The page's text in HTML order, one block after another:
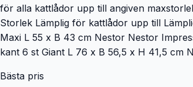
för alla kattlådor upp till angiven
Storlek Lämplig för kattlådor upp till
Maxi L 55 x B 43 cm Nestor Nestor
kant 6 st Giant L 76 x B 56,5 x H 41,5 cm
Bästa pris